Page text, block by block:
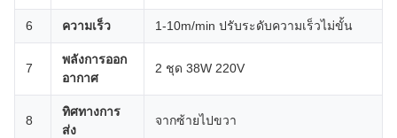
6 ความเร็ว 1-10m/min ปรับระดับความเร็วไม่ขั้น
7
พลังการออก
อากาศ
2 ชุด 38W 220V
8
ทิศทางการ
ส่ง
จากซ้ายไปขวา